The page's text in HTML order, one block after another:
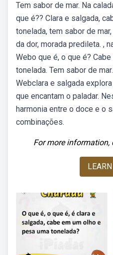
Tem sabor de mar. Na
que é?? Clara e salgada,
tonelada, tem sabor de
da dor, morada predileta. ,
Webo que é, o que é?
tonelada. Tem sabor de
Webclara e salgada
que encantam o paladar.
harmonia entre o doce e o
combinações.
For more information,